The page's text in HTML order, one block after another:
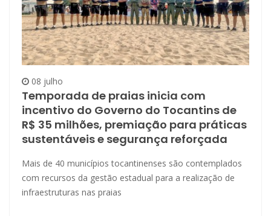
08 julho
Temporada de praias inicia com
incentivo do Governo do Tocantins de
R$ 35 milhões, premiação para práticas
sustentáveis e segurança reforçada
Mais de 40 municípios tocantinenses são contemplados
com recursos da gestão estadual para a realização de
infraestruturas nas praias